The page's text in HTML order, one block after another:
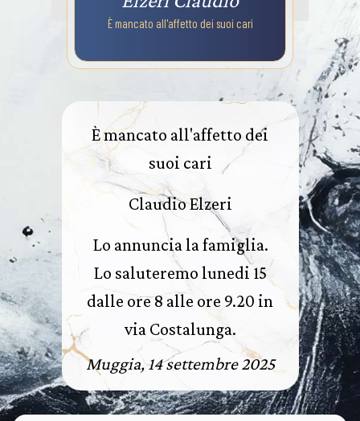
È mancato all'affetto dei suoi cari
È mancato all'affetto dei
suoi cari
Claudio Elzeri
Lo annuncia la famiglia.
Lo saluteremo lunedi 15
dalle ore 8 alle ore 9.20 in
via Costalunga.
Muggia, 14 settembre 2025